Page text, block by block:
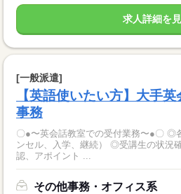
求人詳細を
[一般派遣]
【英語使いたい方】大手
事務
〇●〜英会話教室での受付業務〜●〇 ◎
ンセル、入学、継続） ◎受講生の状況
認、アポイント ...
その他事務・オフィス系